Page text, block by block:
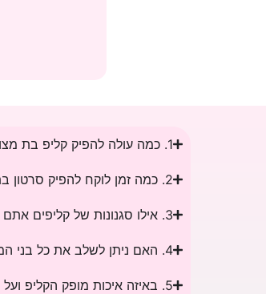
1. כמה עולה להפיק קליפ בת מצווה?
2. כמה זמן לוקח להפיק סרטון בת מצווה?
3. אילו סגנונות של קליפים אתם מציעים?
4. האם ניתן לשלב את כל בני המשפחה בקליפ?
5. באיזה איכות מופק הקליפ ועל איזה ציוד אתם מצלמים?